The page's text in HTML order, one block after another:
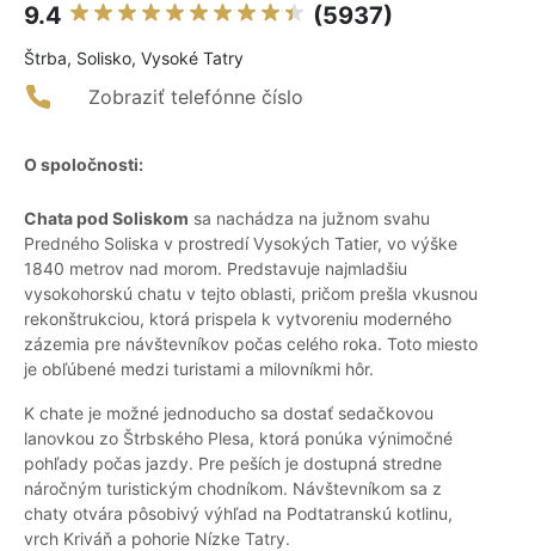
9.4 (5937)
Štrba, Solisko, Vysoké Tatry
Zobraziť telefónne číslo
O spoločnosti:
Chata pod Soliskom sa nachádza na južnom svahu
Predného Soliska v prostredí Vysokých Tatier, vo výške
1840 metrov nad morom. Predstavuje najmladšiu
vysokohorskú chatu v tejto oblasti, pričom prešla vkusnou
rekonštrukciou, ktorá prispela k vytvoreniu moderného
zázemia pre návštevníkov počas celého roka. Toto miesto
je obľúbené medzi turistami a milovníkmi hôr.
K chate je možné jednoducho sa dostať sedačkovou
lanovkou zo Štrbského Plesa, ktorá ponúka výnimočné
pohľady počas jazdy. Pre peších je dostupná stredne
náročným turistickým chodníkom. Návštevníkom sa z
chaty otvára pôsobivý výhľad na Podtatranskú kotlinu,
vrch Kriváň a pohorie Nízke Tatry.